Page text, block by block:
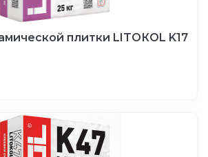
плитки LITOКOL K17